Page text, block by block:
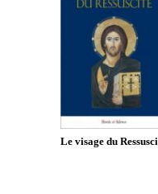
Le visage du